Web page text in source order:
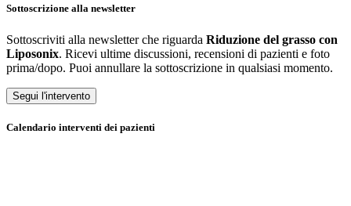
Sottoscrizione alla newsletter
Sottoscriviti alla newsletter che riguarda Riduzione del grasso con
Liposonix. Ricevi ultime discussioni, recensioni di pazienti e foto
prima/dopo. Puoi annullare la sottoscrizione in qualsiasi momento.
Segui l'intervento
Calendario interventi dei pazienti